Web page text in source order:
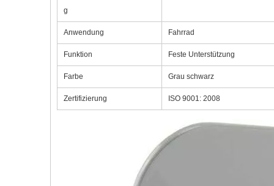
g
Anwendung Fahrrad
Funktion Feste Unterstützung
Farbe Grau schwarz
Zertifizierung ISO 9001: 2008